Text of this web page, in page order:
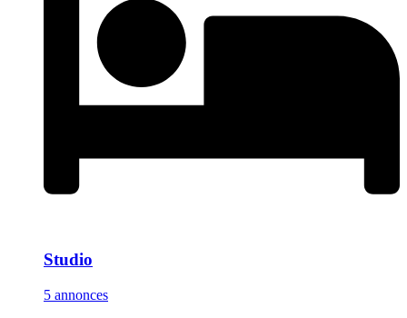
Studio
5 annonces